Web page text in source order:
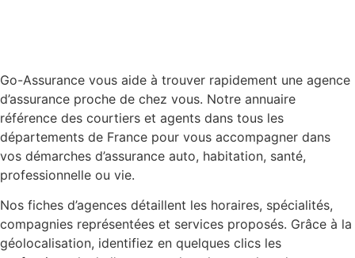
Go-Assurance vous aide à trouver rapidement une agence
d’assurance proche de chez vous. Notre annuaire
référence des courtiers et agents dans tous les
départements de France pour vous accompagner dans
vos démarches d’assurance auto, habitation, santé,
professionnelle ou vie.
Nos fiches d’agences détaillent les horaires, spécialités,
compagnies représentées et services proposés. Grâce à la
géolocalisation, identifiez en quelques clics les